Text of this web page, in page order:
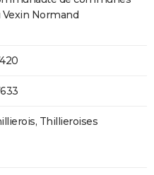
Vexin Normand
Thillieroises